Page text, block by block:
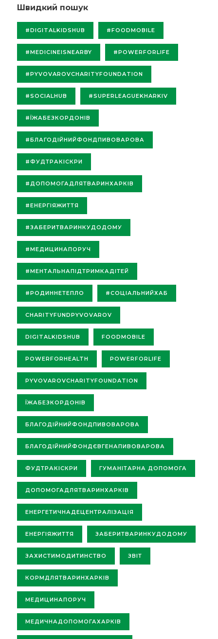
Швидкий пошук
#DIGITALKIDSHUB #FOODMOBILE
#MEDICINEISNEARBY #POWERFORLIFE
#PYVOVAROVCHARITYFOUNDATION
#SOCIALHUB #SUPERLEAGUEKHARKIV
#ЇЖАБЕЗКОРДОНІВ
#БЛАГОДІЙНИЙФОНДПИВОВАРОВА
#ФУДТРАКІСКРИ
#ДОПОМОГАДЛЯТВАРИНХАРКІВ
#ЕНЕРГІЯЖИТТЯ
#ЗАБЕРИТВАРИНКУДОДОМУ
#МЕДИЦИНАПОРУЧ
#МЕНТАЛЬНАПІДТРИМКАДІТЕЙ
#РОДИННЕТЕПЛО #СОЦІАЛЬНИЙХАБ
CHARITYFUNDPYVOVAROV
DIGITALKIDSHUB FOODMOBILE
POWERFORHEALTH POWERFORLIFE
PYVOVAROVCHARITYFOUNDATION
ЇЖАБЕЗКОРДОНІВ
БЛАГОДІЙНИЙФОНДПИВОВАРОВА
БЛАГОДІЙНИЙФОНДЄВГЕНАПИВОВАРОВА
ФУДТРАКІСКРИ ГУМАНІТАРНА ДОПОМОГА
ДОПОМОГАДЛЯТВАРИНХАРКІВ
ЕНЕРГЕТИЧНАДЕЦЕНТРАЛІЗАЦІЯ
ЕНЕРГІЯЖИТТЯ ЗАБЕРИТВАРИНКУДОДОМУ
ЗАХИСТИМОДИТИНСТВО ЗВІТ
КОРМДЛЯТВАРИНХАРКІВ
МЕДИЦИНАПОРУЧ
МЕДИЧНАДОПОМОГАХАРКІВ